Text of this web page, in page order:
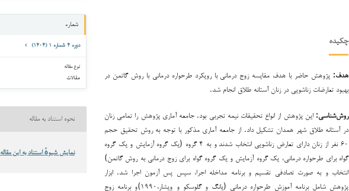
چکیده
هدف: پژوهش حاضر با هدف مقایسه زوج درمانی با رویکرد طرح­واره درمانی با روش گاتمن در
بهبود تعارضات زناشویی در زنان آستانه طلاق انجام شد.
روش‌شناسی: این پژوهش از انواع تحقیقات نیمه تجربی بود. جامعه آماری پژوهش را تمامی زنان
در آستانه طلاق شهر همدان تشکیل داد. از جامعه آماری مذکور با توجه به روش تحقیق حجم
۶۰ نفر از زنان دارای تعارض زناشویی انتخاب شدند
و به ۴ گروه (یک گروه آزمایش و یک گروه
گواه برای طرح­واره درمانی، یک گروه آزمایش و یک گروه گواه برای زوج درمانی به روش گاتمن)
انتخاب و به صورت تصادفی تقسیم و برنامه مداخله اجرا، سپس پس آزمون اجرا شد. ابزار
پژوهش شامل برنامه آموزش طرح­واره درمانی (یانگ و گلوسکو و ویشار،۱۹۹۰)و برنامه زوج
شماره
دوره ۴ شماره ۱ (۱۴۰۴)
نوع مقاله
مقالات
نحوه استناد به مقاله
نمایش شیوهٔ استناد به این مقاله